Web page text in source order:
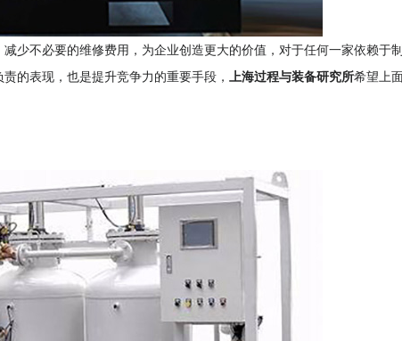
少不必要的维修费用，为企业创造更大的价值，对于任何一家依赖于
的表现，也是提升竞争力的重要手段， 上海过程与装备研究所希望上